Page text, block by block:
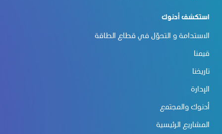
استكشف أدنوك
الاستدامة و التحوّل في قطاع الطاقة
قيمنا
تاريخنا
الإدارة
أدنوك والمجتمع
المشاريع الرئيسية